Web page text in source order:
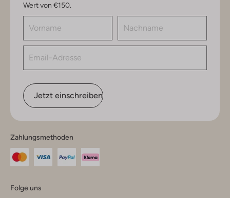
Wert von €150.
Jetzt einschreiben
Zahlungsmethoden
Folge uns